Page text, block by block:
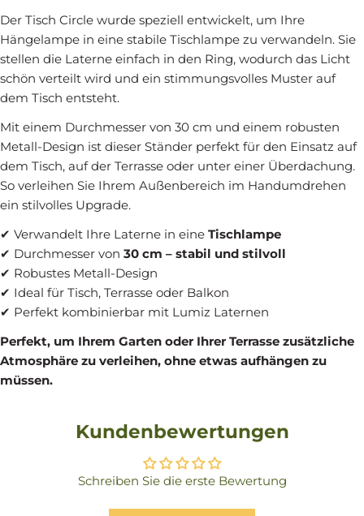
Der Tisch Circle wurde speziell entwickelt, um Ihre
Hängelampe in eine stabile Tischlampe zu verwandeln. Sie
stellen die Laterne einfach in den Ring, wodurch das Licht
schön verteilt wird und ein stimmungsvolles Muster auf
dem Tisch entsteht.
Mit einem Durchmesser von 30 cm und einem robusten
Metall-Design ist dieser Ständer perfekt für den Einsatz auf
dem Tisch, auf der Terrasse oder unter einer Überdachung.
So verleihen Sie Ihrem Außenbereich im Handumdrehen
ein stilvolles Upgrade.
✔ Verwandelt Ihre Laterne in eine Tischlampe
✔ Durchmesser von 30 cm – stabil und stilvoll
✔ Robustes Metall-Design
✔ Ideal für Tisch, Terrasse oder Balkon
✔ Perfekt kombinierbar mit Lumiz Laternen
Perfekt, um Ihrem Garten oder Ihrer Terrasse zusätzliche
Atmosphäre zu verleihen, ohne etwas aufhängen zu
müssen.
Kundenbewertungen
Schreiben Sie die erste Bewertung